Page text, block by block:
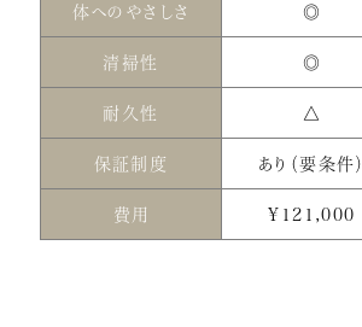
体へのやさしさ ◎
清掃性 ◎
耐久性 △
保証制度 あり（要条件）
費用 ¥121,000